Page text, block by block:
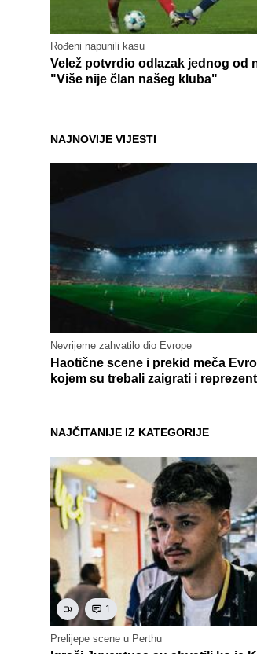
Rođeni napunili kasu
Velež potvrdio odlazak jednog od
"Više nije član našeg kluba"
NAJNOVIJE VIJESTI
Nevrijeme zahvatilo dio Evrope
Haotične scene i prekid meča
kojem su trebali zaigrati i
NAJČITANIJE IZ KATEGORIJE
1
Prelijepe scene u Perthu